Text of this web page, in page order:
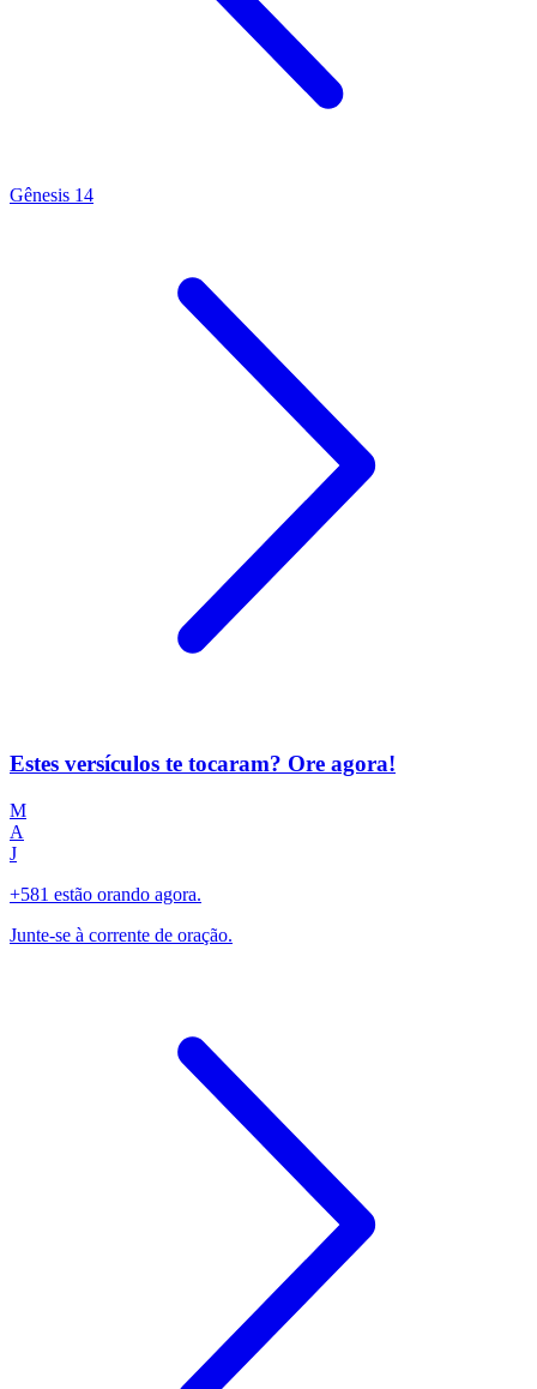
Gênesis 14
Estes versículos te tocaram? Ore agora!
M
A
J
+581 estão orando agora.
Junte-se à corrente de oração.